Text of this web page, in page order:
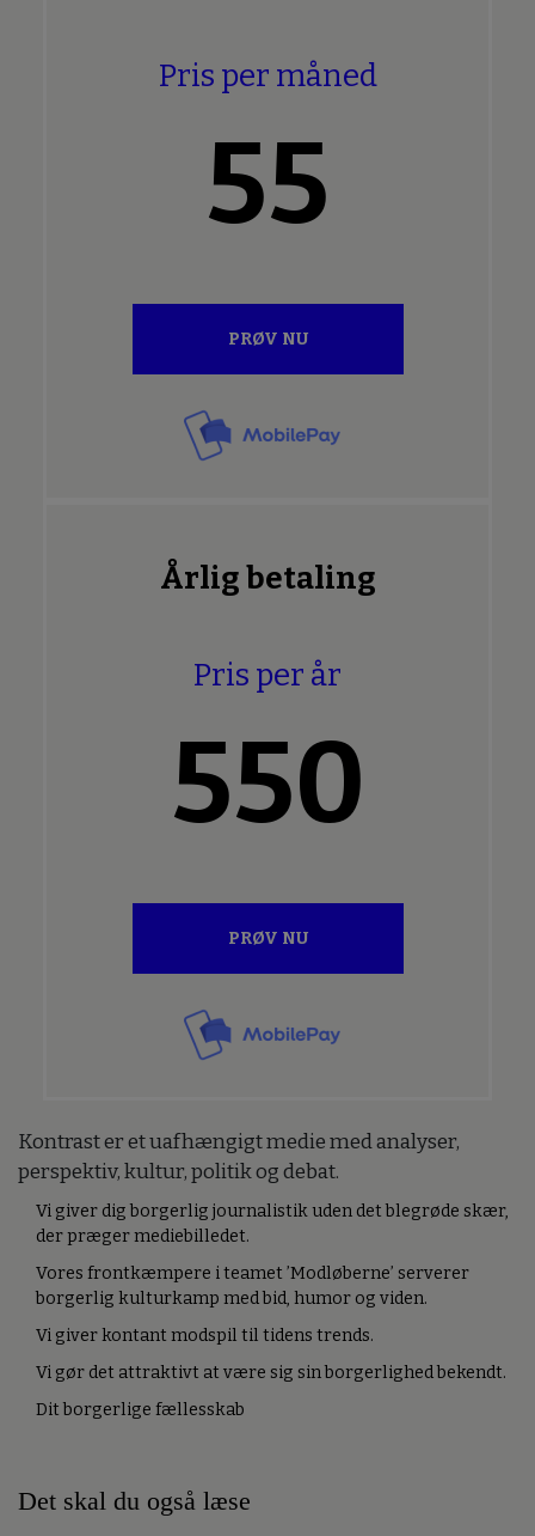
Pris per måned
55
PRØV NU
Årlig betaling
Pris per år
550
PRØV NU
Kontrast er et uafhængigt medie med analyser,
perspektiv, kultur, politik og debat.
Vi giver dig borgerlig journalistik uden det blegrøde skær,
der præger mediebilledet.
Vores frontkæmpere i teamet ’Modløberne’ serverer
borgerlig kulturkamp med bid, humor og viden.
Vi giver kontant modspil til tidens trends.
Vi gør det attraktivt at være sig sin borgerlighed bekendt.
Dit borgerlige fællesskab
Det skal du også læse